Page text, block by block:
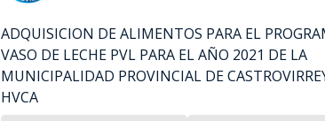
ADQUISICION DE ALIMENTOS PARA EL
VASO DE LECHE PVL PARA EL AÑO 2021 DE LA
MUNICIPALIDAD PROVINCIAL DE
HVCA